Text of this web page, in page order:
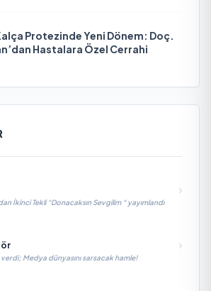
Protezinde Yeni Dönem: Doç.
Hastalara Özel Cerrahi
İkinci Tekli “Donacaksın Sevgilim “ yayımlandı
Medya dünyasını sarsacak hamle!